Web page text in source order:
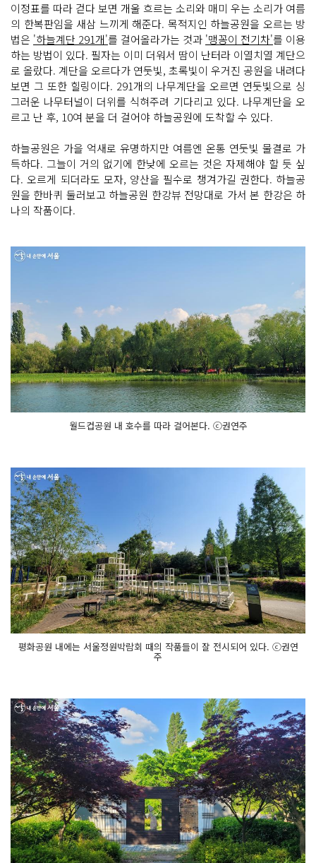
이정표를 따라 걷다 보면 개울 흐르는 소리와 매미 우는 소리가 여름
의 한복판임을 새삼 느끼게 해준다. 목적지인 하늘공원을 오르는 방
법은 '하늘계단 291개'를 걸어올라가는 것과 '맹꽁이 전기차'를 이용
하는 방법이 있다. 필자는 이미 더워서 땀이 난터라 이열치열 계단으
로 올랐다. 계단을 오르다가 연둣빛, 초록빛이 우거진 공원을 내려다
보면 그 또한 힐링이다. 291개의 나무계단을 오르면 연둣빛으로 싱
그러운 나무터널이 더위를 식혀주려 기다리고 있다. 나무계단을 오
르고 난 후, 10여 분을 더 걸어야 하늘공원에 도착할 수 있다.
하늘공원은 가을 억새로 유명하지만 여름엔 온통 연둣빛 물결로 가
득하다. 그늘이 거의 없기에 한낮에 오르는 것은 자제해야 할 듯 싶
다. 오르게 되더라도 모자, 양산을 필수로 챙겨가길 권한다. 하늘공
원을 한바퀴 둘러보고 하늘공원 한강뷰 전망대로 가서 본 한강은 하
나의 작품이다.
월드컵공원 내 호수를 따라 걸어본다. ⓒ권연주
평화공원 내에는 서울정원박람회 때의 작품들이 잘 전시되어 있다. ⓒ권연
주